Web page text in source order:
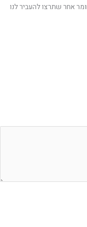
אחר שתרצו להעביר לנו